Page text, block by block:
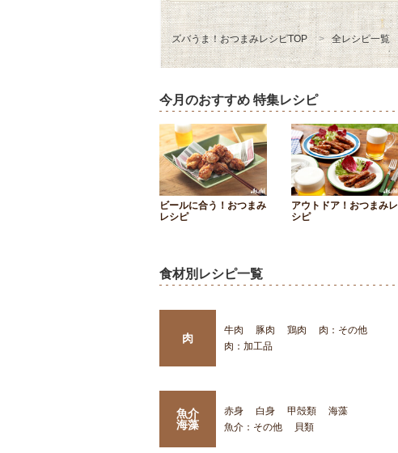
ズバうま！おつまみレシピTOP 全レシピ一覧
今月のおすすめ 特集レシピ
ビールに合う！おつまみ
レシピ
アウトドア！おつまみレ
シピ
食材別レシピ一覧
肉
牛肉 豚肉 鶏肉
肉：その他
肉：加工品
魚介
海藻
赤身 白身 甲殻類
海藻
魚介：その他
貝類